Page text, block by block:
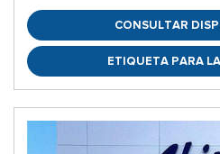
CONSULTAR
ETIQUETA PARA